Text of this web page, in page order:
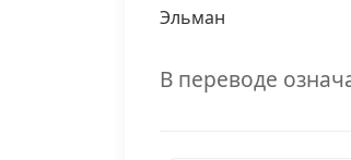
Эльман
В переводе